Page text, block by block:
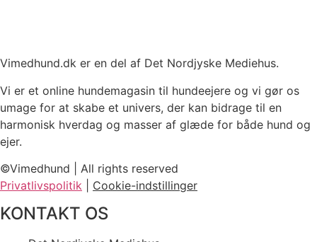
Vimedhund.dk er en del af Det Nordjyske Mediehus.
Vi er et online hundemagasin til hundeejere og vi gør os
umage for at skabe et univers, der kan bidrage til en
harmonisk hverdag og masser af glæde for både hund og
ejer.
©Vimedhund | All rights reserved
Privatlivspolitik
Cookie-indstillinger
KONTAKT OS